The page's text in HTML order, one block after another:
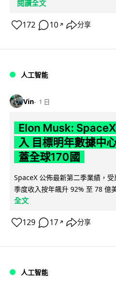
閱讀全文
172 10 ↗ 分享
人工智能
Vin 1 日
Elon Musk:
入 目標明年數據中
蓋全球170國
SpaceX 公佈最新第二季業績，
季度收入按年飆升 92% 至 78 億
全文
129 17 ↗ 分享
人工智能